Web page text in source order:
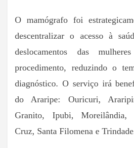
O mamógrafo foi
descentralizar o acesso à
deslocamentos das
procedimento, reduzindo o
diagnóstico. O serviço irá
do Araripe: Ouricuri,
Granito, Ipubi, Moreilândia,
Cruz, Santa Filomena e